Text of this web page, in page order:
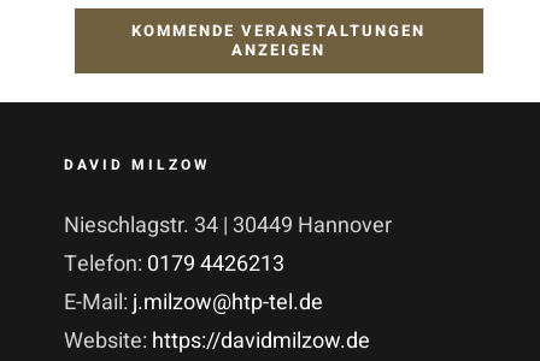
KOMMENDE VERANSTALTUNGEN
ANZEIGEN
DAVID MILZOW
Nieschlagstr. 34 | 30449 Hannover
Telefon: 0179 4426213
E-Mail: j.milzow@htp-tel.de
Website: https://davidmilzow.de